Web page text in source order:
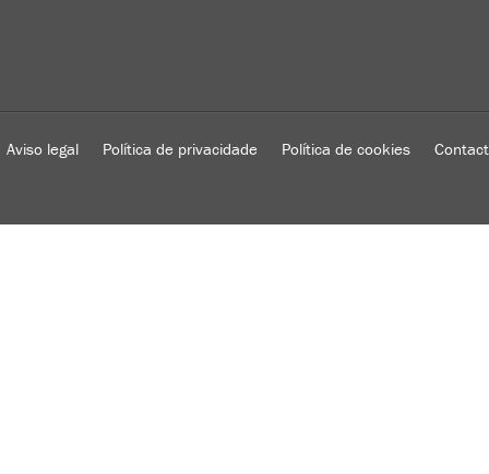
Aviso legal Política de privacidade Política de cookies